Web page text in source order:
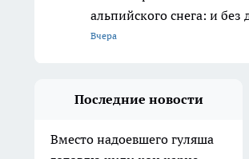
альпийского снега: и
Вчера
Последние новости
Вместо надоевшего гуляша